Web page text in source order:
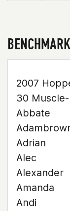
2007
30
Abbate
Adrian
Alec
Alexander
Amanda
Andi